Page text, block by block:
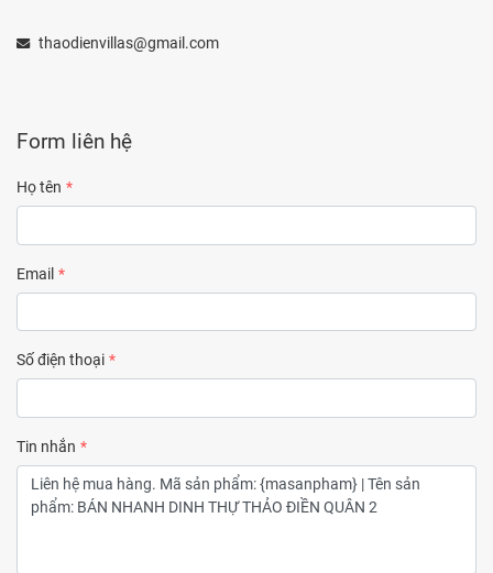
thaodienvillas@gmail.com
Form liên hệ
Họ tên
Email
Số điện thoại
Tin nhắn